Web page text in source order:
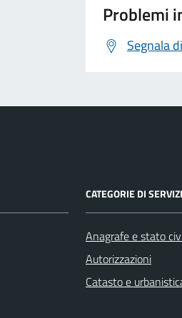
Problemi
Segnala
CATEGORIE DI
Anagrafe e stato
Autorizzazioni
Catasto e